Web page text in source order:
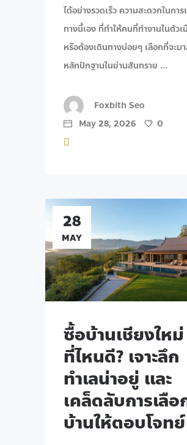
ได้อย่างรวดเร็ว ความสะดวกในการ
ทางนี้เอง ที่ทำให้คนที่ทำงานในตัวเ
หรือต้องเดินทางบ่อยๆ เลือกที่จะม
หลักปักฐานในย่านสันทราย
Foxbith Seo
May 28, 2026
0
28
MAY
ซื้อบ้านเชียงใหม่
ที่ไหนดี? เจาะลึก
ทำเลน่าอยู่ และ
เคล็ดลับการเลือ
บ้านให้ตอบโจทย์